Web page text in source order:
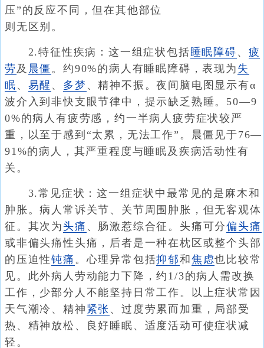
压”的反应不同，但在其他部位
则无区别。
2.特征性疾病：这一组症状包括 睡眠障碍 、 疲
劳 及 晨僵 。约90%的病人有睡眠障碍，表现为 失
眠 、 易醒 、 多梦 、精神不振。夜间脑电图显示有α
波介入到非快支眼节律中，提示缺乏熟睡。50—9
0%的病人有疲劳感，约一半病人疲劳症状较严
重，以至于感到“太累，无法工作”。晨僵见于76—
91%的病人，其严重程度与睡眠及疾病活动性有
关。
3.常见症状：这一组症状中最常见的是麻木和
肿胀。病人常诉关节、关节周围肿胀，但无客观体
征。其次为 头痛 、肠激惹综合征。头痛可分偏头痛
或非偏头痛性头痛，后者是一种在枕区或整个头部
的压迫性钝痛 。心理异常包括抑郁和 焦虑也比较常
见。此外病人劳动能力下降，约1/3的病人需改换
工作，少部分人不能坚持日常工作。以上症状常因
天气潮冷、精神 紧张 、过度劳累而加重，局部受
热、精神放松、良好睡眠、适度活动可使症状减
轻。